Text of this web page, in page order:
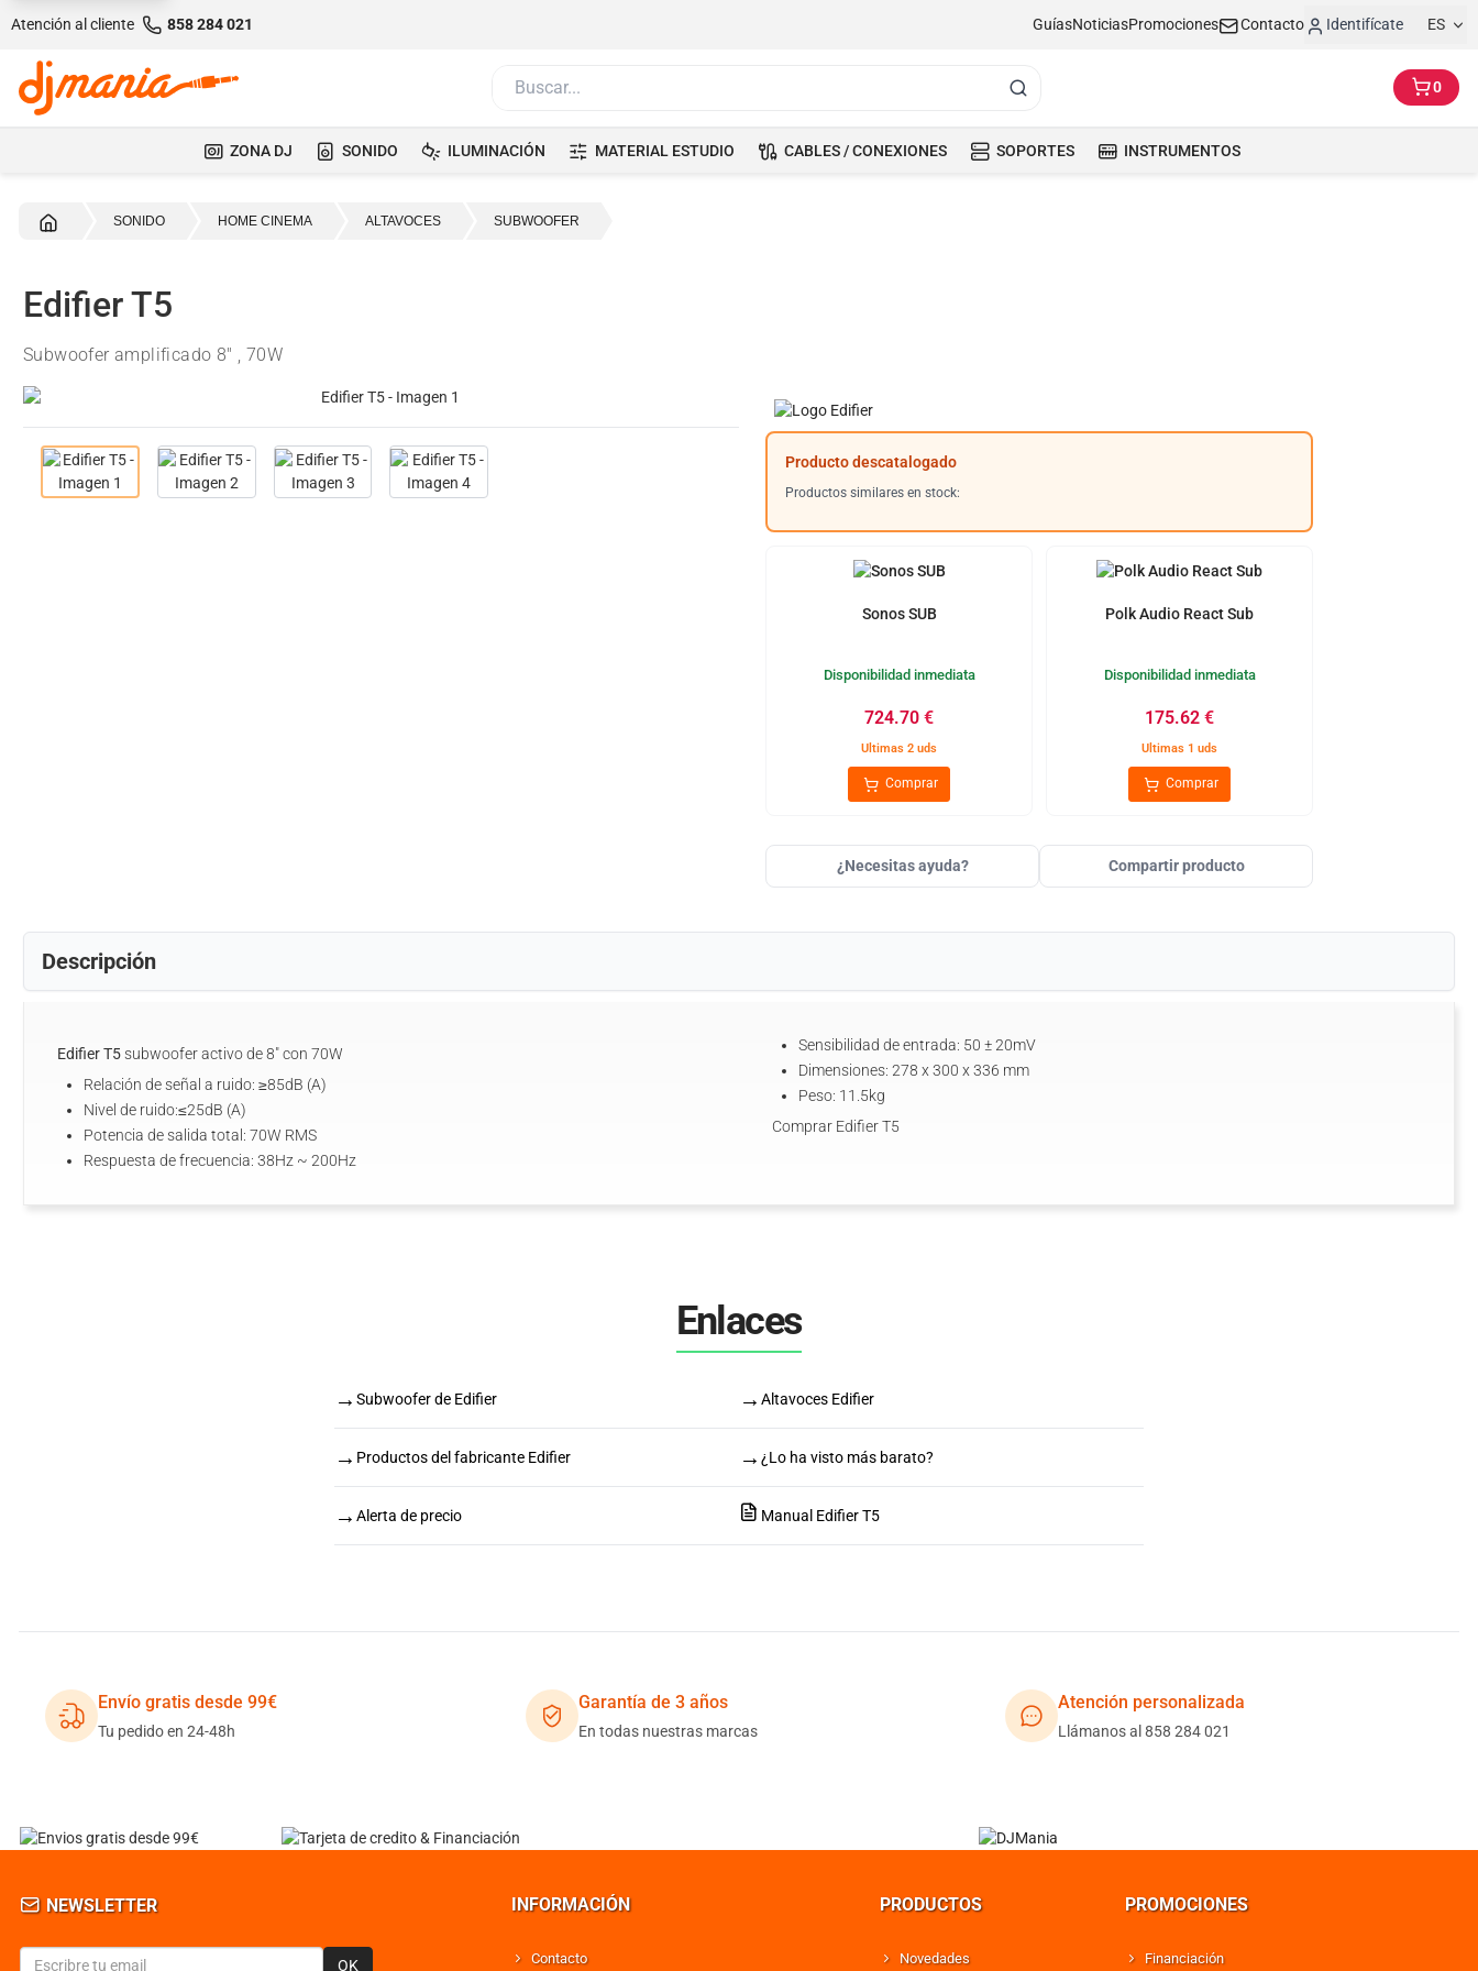
Atención al cliente 858 284 021 GuíasNoticiasPromociones Contacto Identifícate ES
0
ZONA DJ SONIDO ILUMINACIÓN MATERIAL ESTUDIO CABLES / CONEXIONES SOPORTES INSTRUMENTOS
SONIDO HOME CINEMA ALTAVOCES SUBWOOFER
Edifier T5
Subwoofer amplificado 8" , 70W
Producto descatalogado
Productos similares en stock:
Sonos SUB
Disponibilidad inmediata
724.70 €
Ultimas 2 uds
Comprar
Polk Audio React Sub
Disponibilidad inmediata
175.62 €
Ultimas 1 uds
Comprar
¿Necesitas ayuda? Compartir producto
Descripción
Edifier T5subwoofer activo de 8" con 70W
Relación de señal a ruido: ≥85dB (A)
Nivel de ruido:≤25dB (A)
Potencia de salida total: 70W RMS
Respuesta de frecuencia: 38Hz ~ 200Hz
Sensibilidad de entrada: 50 ± 20mV
Dimensiones: 278 x 300 x 336 mm
Peso: 11.5kg
Comprar Edifier T5
Enlaces
→ Subwoofer de Edifier → Altavoces Edifier
→ Productos del fabricante Edifier → ¿Lo ha visto más barato?
→ Alerta de precio Manual Edifier T5
Envío gratis desde 99€
Tu pedido en 24-48h
Garantía de 3 años
En todas nuestras marcas
Atención personalizada
Llámanos al 858 284 021
NEWSLETTER
OK
INFORMACIÓN
Contacto
PRODUCTOS
Novedades
PROMOCIONES
Financiación